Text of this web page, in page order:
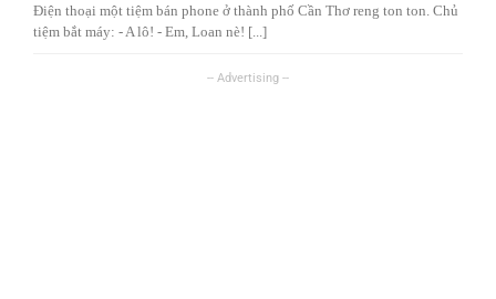
Điện thoại một tiệm bán phone ở thành phố Cần Thơ reng ton ton. Chủ
tiệm bắt máy: - A lô! - Em, Loan nè! [...]